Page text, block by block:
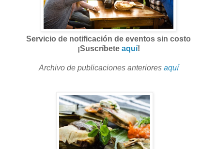
Servicio de notificación de eventos sin costo
¡Suscríbete aquí!
Archivo de publicaciones anteriores aquí